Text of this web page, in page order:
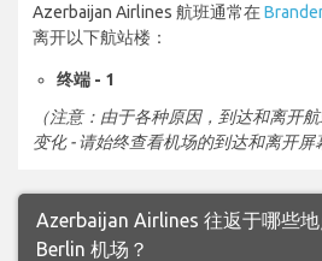
Azerbaijan Airlines 航班通常在
离开以下航站楼：
终端 - 1
（注意：由于各种原因，到达和离开
变化 - 请始终查看机场的到达和离开屏
Azerbaijan Airlines 往返于哪些
Berlin 机场？